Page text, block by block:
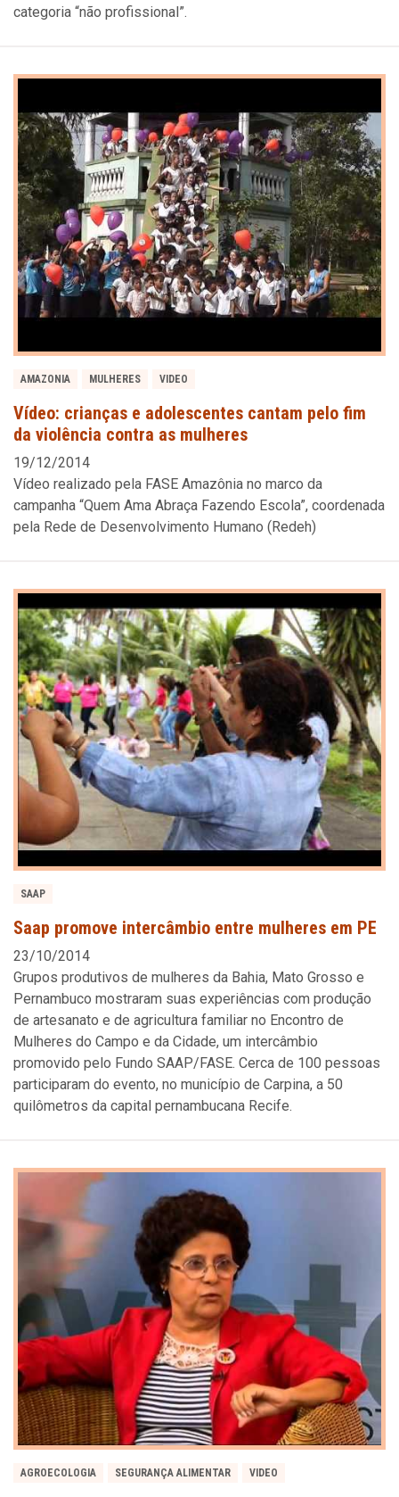
categoria “não profissional”.
AMAZONIA MULHERES VIDEO
Vídeo: crianças e adolescentes cantam pelo fim
da violência contra as mulheres
19/12/2014
Vídeo realizado pela FASE Amazônia no marco da
campanha “Quem Ama Abraça Fazendo Escola”, coordenada
pela Rede de Desenvolvimento Humano (Redeh)
SAAP
Saap promove intercâmbio entre mulheres em PE
23/10/2014
Grupos produtivos de mulheres da Bahia, Mato Grosso e
Pernambuco mostraram suas experiências com produção
de artesanato e de agricultura familiar no Encontro de
Mulheres do Campo e da Cidade, um intercâmbio
promovido pelo Fundo SAAP/FASE. Cerca de 100 pessoas
participaram do evento, no município de Carpina, a 50
quilômetros da capital pernambucana Recife.
AGROECOLOGIA SEGURANÇA ALIMENTAR VIDEO